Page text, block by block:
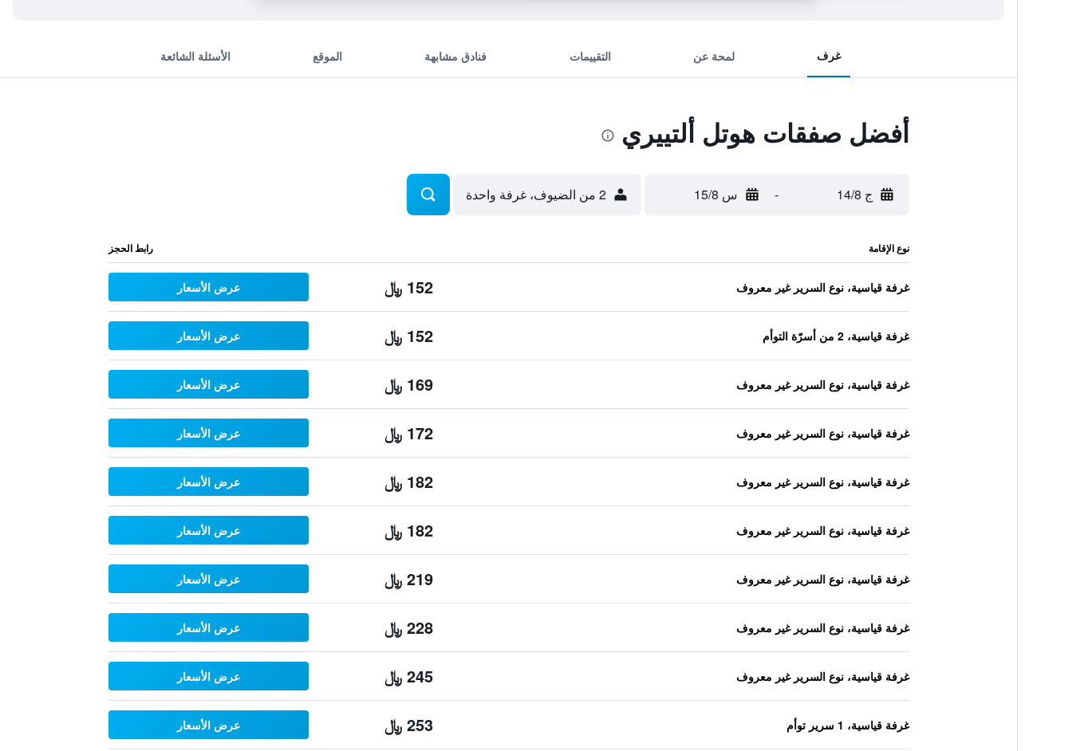
غرف لمحة عن التقييمات فنادق مشابهة الموقع الأسئلة الشائعة
أفضل صفقات هوتل ألتييري
ج 14/8 - س 15/8 2 من الضيوف، غرفة واحدة
نوع الإقامة رابط الحجز
غرفة قياسية، نوع السرير غير معروف 152 ﷼ عرض الأسعار
غرفة قياسية، 2 من أسرّة التوأم 152 ﷼ عرض الأسعار
غرفة قياسية، نوع السرير غير معروف 169 ﷼ عرض الأسعار
غرفة قياسية، نوع السرير غير معروف 172 ﷼ عرض الأسعار
غرفة قياسية، نوع السرير غير معروف 182 ﷼ عرض الأسعار
غرفة قياسية، نوع السرير غير معروف 182 ﷼ عرض الأسعار
غرفة قياسية، نوع السرير غير معروف 219 ﷼ عرض الأسعار
غرفة قياسية، نوع السرير غير معروف 228 ﷼ عرض الأسعار
غرفة قياسية، نوع السرير غير معروف 245 ﷼ عرض الأسعار
غرفة قياسية، 1 سرير توأم 253 ﷼ عرض الأسعار